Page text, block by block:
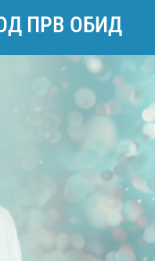
ПРВ ОБИД